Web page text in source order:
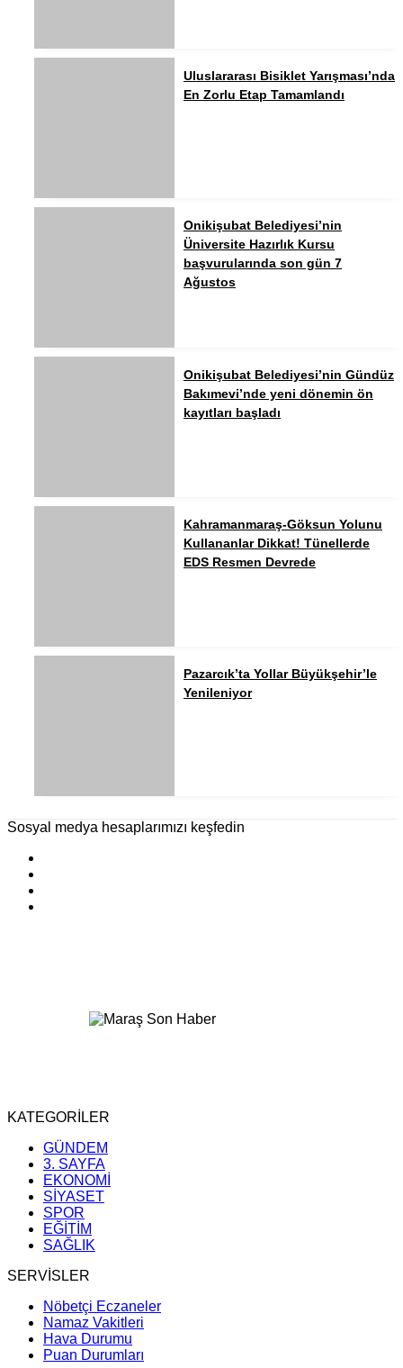
Uluslararası Bisiklet Yarışması’nda
En Zorlu Etap Tamamlandı
Onikişubat Belediyesi’nin
Üniversite Hazırlık Kursu
başvurularında son gün 7
Ağustos
Onikişubat Belediyesi’nin Gündüz
Bakımevi’nde yeni dönemin ön
kayıtları başladı
Kahramanmaraş-Göksun Yolunu
Kullananlar Dikkat! Tünellerde
EDS Resmen Devrede
Pazarcık’ta Yollar Büyükşehir’le
Yenileniyor
Sosyal medya hesaplarımızı keşfedin
KATEGORİLER
GÜNDEM
3. SAYFA
EKONOMİ
SİYASET
SPOR
EĞİTİM
SAĞLIK
SERVİSLER
Nöbetçi Eczaneler
Namaz Vakitleri
Hava Durumu
Puan Durumları